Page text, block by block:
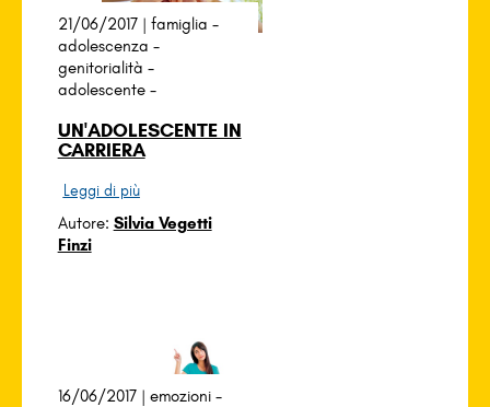
21/06/2017 | famiglia -
adolescenza -
genitorialità -
adolescente-
UN'ADOLESCENTE IN
CARRIERA
Leggi di più
Autore: Silvia Vegetti
Finzi
16/06/2017 | emozioni-